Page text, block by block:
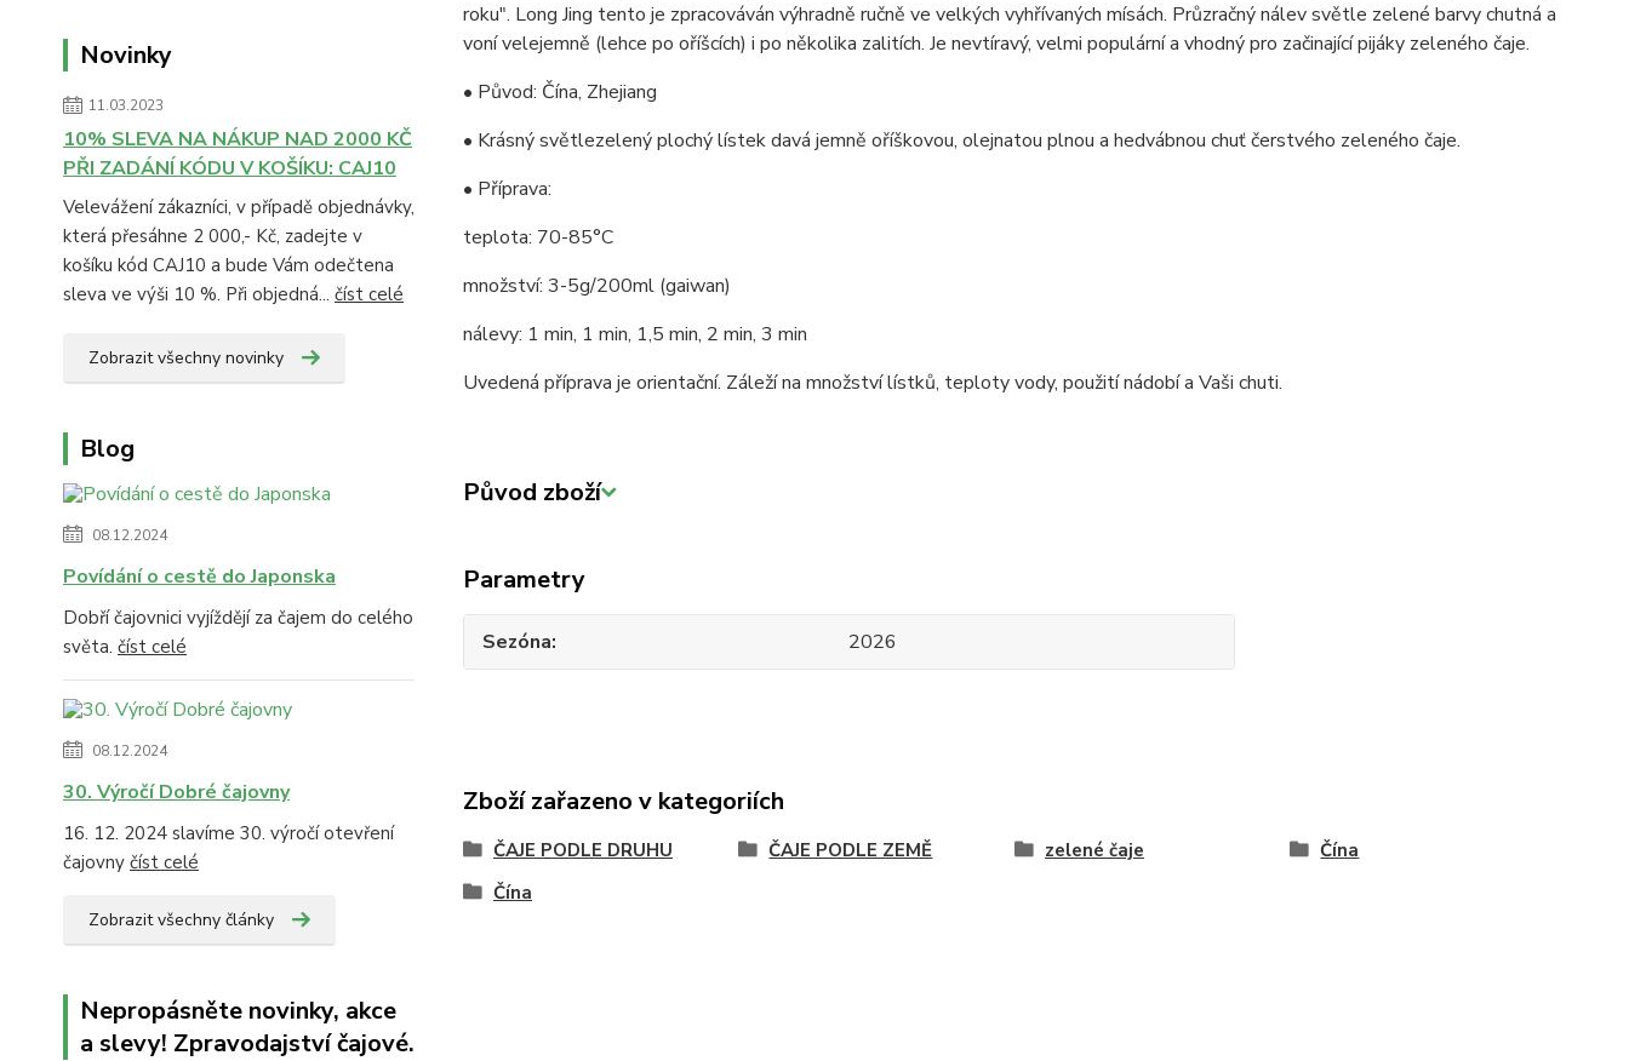
Novinky
11.03.2023
10% SLEVA NA NÁKUP NAD 2000 KČ
PŘI ZADÁNÍ KÓDU V KOŠÍKU: CAJ10
Velevážení zákazníci, v případě objednávky,
která přesáhne 2 000,- Kč, zadejte v
košíku kód CAJ10 a bude Vám odečtena
sleva ve výši 10 %. Při objedná... číst celé
Zobrazit všechny novinky
Blog
08.12.2024
Povídání o cestě do Japonska
Dobří čajovnici vyjíždějí za čajem do celého
světa. číst celé
08.12.2024
30. Výročí Dobré čajovny
16. 12. 2024 slavíme 30. výročí otevření
čajovny číst celé
Zobrazit všechny články
Nepropásněte novinky, akce
a slevy! Zpravodajství čajové.
roku". Long Jing tento je zpracováván výhradně ručně ve velkých vyhřívaných mísách. Průzračný nálev světle zelené barvy chutná a
voní velejemně (lehce po oříšcích) i po několika zalitích. Je nevtíravý, velmi populární a vhodný pro začinající pijáky zeleného čaje.
• Původ: Čína, Zhejiang
• Krásný světlezelený plochý lístek davá jemně oříškovou, olejnatou plnou a hedvábnou chuť čerstvého zeleného čaje.
• Příprava:
teplota: 70-85°C
množství: 3-5g/200ml (gaiwan)
nálevy: 1 min, 1 min, 1,5 min, 2 min, 3 min
Uvedená příprava je orientační. Záleží na množství lístků, teploty vody, použití nádobí a Vaši chuti.
Původ zboží
Parametry
Sezóna 2026
Zboží zařazeno v kategoriích
ČAJE PODLE DRUHU ČAJE PODLE ZEMĚ zelené čaje
Čína
Čína